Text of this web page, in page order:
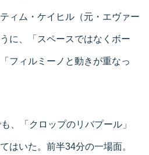
ィム・ケイヒル（元・エヴァー
に、「スペースではなくボー
フィルミーノと動きが重なっ
、「クロップのリバプール」
はいた。前半34分の一場面。